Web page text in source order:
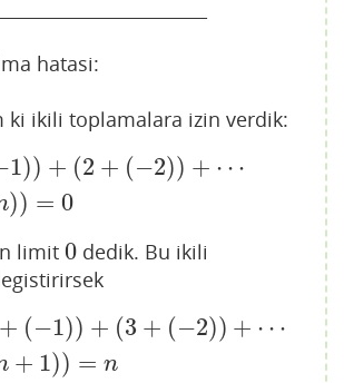
hatasi:
ki ikili toplamalara izin verdik:
1)) + (2 + (−2)) + ⋯
)) = 0
−1))+ (2+ (−2 ))+ ⋯+(n+( −n ) = 0
limit 0
0 dedik. Bu ikili
+ (−1)) + (3 + (−2)) + ⋯
+ 1)) = n
−1 )) +(3+(− 2)) +⋯ +(n+(−n+1 ))= n